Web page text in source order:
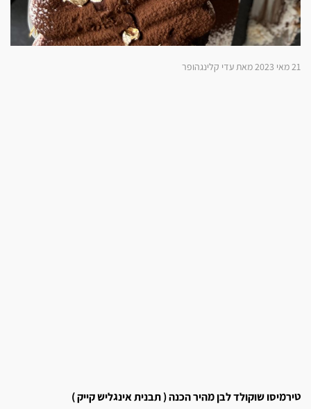
21 מאי 2023 מאת עדי קלינגהופר
טירמיסו שוקולד לבן מהיר הכנה ( תבנית אינגליש קייק )